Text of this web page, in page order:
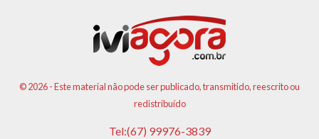
© 2026 - Este material não pode ser publicado, transmitido, reescrito ou
redistribuído
Tel:(67) 99976-3839